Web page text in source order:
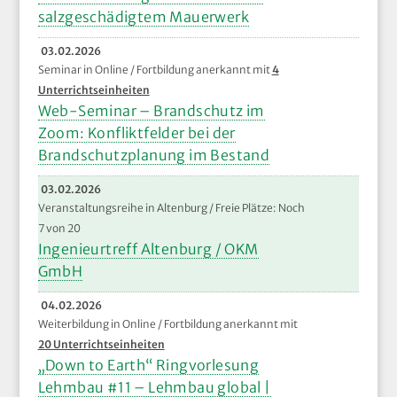
salzgeschädigtem Mauerwerk
03.02.2026
Seminar in Online / Fortbildung anerkannt mit4
Unterrichtseinheiten
Web-Seminar – Brandschutz im
Zoom: Konfliktfelder bei der
Brandschutzplanung im Bestand
03.02.2026
Veranstaltungsreihe in Altenburg / Freie Plätze: Noch
7 von 20
Ingenieurtreff Altenburg / OKM
GmbH
04.02.2026
Weiterbildung in Online / Fortbildung anerkannt mit
20 Unterrichtseinheiten
„Down to Earth“ Ringvorlesung
Lehmbau #11 – Lehmbau global |